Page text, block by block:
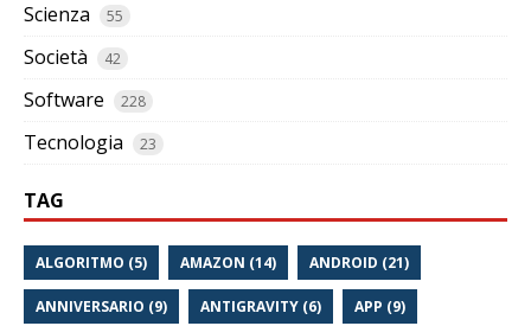
Scienza 55
Società 42
Software 228
Tecnologia 23
TAG
ALGORITMO (5) AMAZON (14) ANDROID (21)
ANNIVERSARIO (9) ANTIGRAVITY (6) APP (9)